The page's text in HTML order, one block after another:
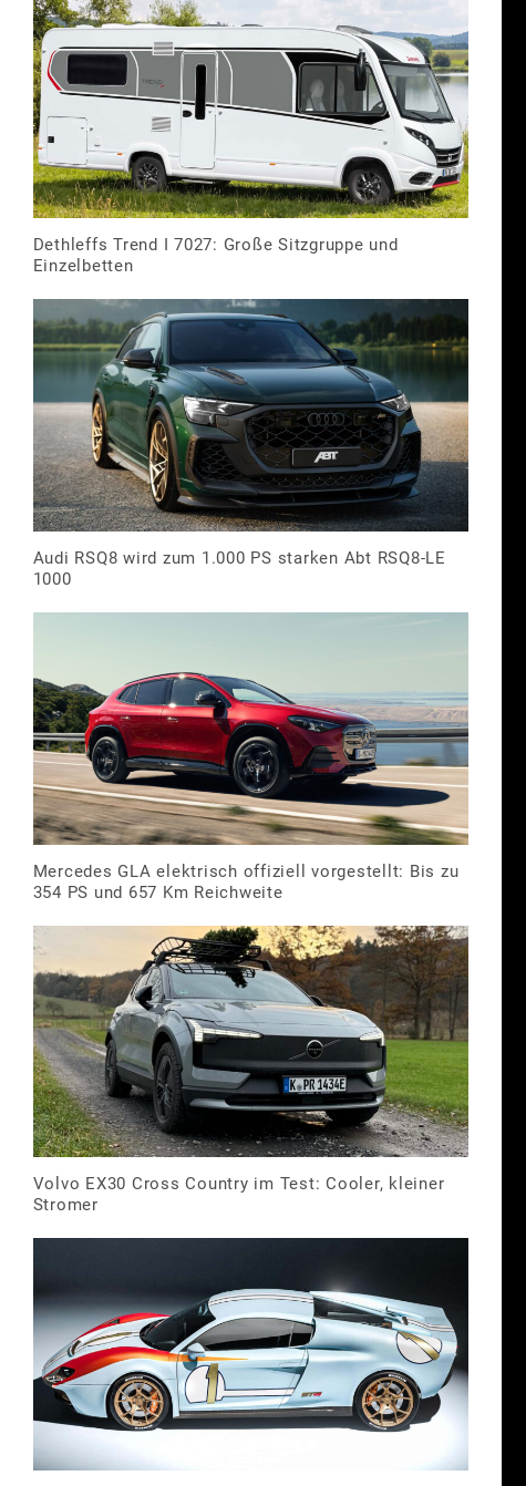
Dethleffs Trend I 7027: Große Sitzgruppe und
Einzelbetten
Audi RSQ8 wird zum 1.000 PS starken Abt RSQ8-LE
1000
Mercedes GLA elektrisch offiziell vorgestellt: Bis zu
354 PS und 657 Km Reichweite
Volvo EX30 Cross Country im Test: Cooler, kleiner
Stromer